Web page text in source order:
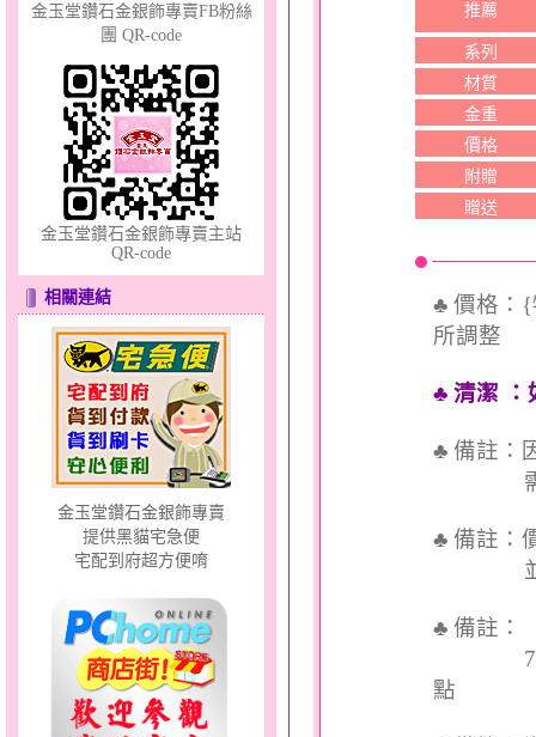
幸運草的愛～金鋼套鍊
金玉堂鑽石金銀飾專賣FB粉絲
團 QR-code
金玉堂鑽石金銀飾專賣主站
QR-code
相關連結
金玉堂鑽石金銀飾專賣
提供黑貓宅急便
宅配到府超方便唷
推薦
系列
材質
金重
價格
附贈
贈送
♣ 價格：{
所調整
♣ 清潔 ：
♣ 備註：
需依實
♣ 備註：
並交付
♣ 備註：
7個工
點